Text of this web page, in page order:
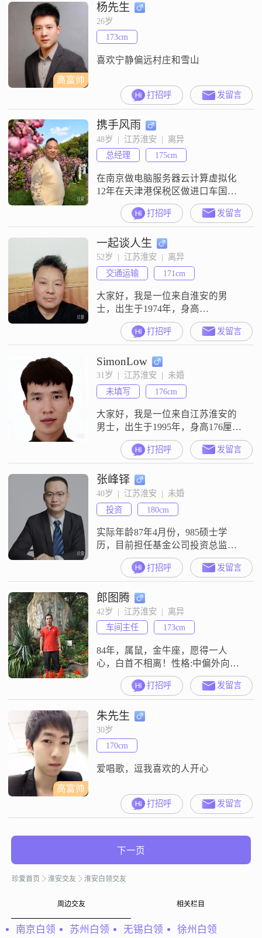
的热情，不断提升自己。性格方
面，我自认为是一个乐观积极的
人，面对生活中的困难和挑战，总
能以平和的心态去解决。同时，我
也非常重视家庭，认为家庭是生活
高富帅
杨先生
26岁
173cm
喜欢宁静偏远村庄和雪山
打招呼 发留言
携手风雨
48岁  |  江苏淮安  |  离异
总经理
175cm
在南京做电脑服务器云计算虚拟化
12年在天津港保税区做进口车国际
贸易8年当过网络营销企业培训老师
##3001##懂电商直播##3002##
打招呼 发留言
一起谈人生
52岁  |  江苏淮安  |  离异
交通运输
171cm
大家好，我是一位来自淮安的男
士，出生于1974年，身高
171cm##3002##我在淮安有着稳定的
工作，月收入在20001到50000元之
间##3002##虽然我的学历是高中及
以下，但我一直以实际行动来证明
自己的能力和价值##3002##我是一
个责任感很强的人，无论是在工作
还是生活中，我都会尽自己最大的
努力去完成任务和
打招呼 发留言
SimonLow
31岁  |  江苏淮安  |  未婚
未填写
176cm
大家好，我是一位来自江苏淮安的
男士，出生于1995年，身高176厘米
##3002##目前，我的月收入在12001
到20000元之间，拥有硕士学位
##3002##在生活中，我性格稳重可
靠，总是给人一种踏实的感觉
##3002##朋友们常常说我幽默风
趣，喜欢用轻松的方式与人交流，
这让我在社交场合中总能活跃气氛
##3002##
打招呼 发留言
张峰铎
40岁  |  江苏淮安  |  未婚
投资
180cm
实际年龄87年4月份，985硕士学
历，目前担任基金公司投资总监，
平时偶尔需要出差。期待找到一位
合适的另一半共度一生。
打招呼 发留言
郎图腾
42岁  |  江苏淮安  |  离异
车间主任
173cm
84年，属鼠，金牛座，愿得一人
心，白首不相离！性格:中偏外向，
自信，厚德方圆,厚德载物。 对另一
半的要求：美丽善良，温柔体贴，
通达大度，勤劳持家，上得了厅
堂，下得了厨房。家庭和婚姻的经
营需要双向奔赴，理解，包容，支
持，付出，相信幸福生活是努力奋
斗出来的！
打招呼 发留言
高富帅
朱先生
30岁
170cm
爱唱歌，逗我喜欢的人开心
打招呼 发留言
下一页
珍爱首页 淮安交友 淮安白领交友
周边交友 相关栏目
南京白领 苏州白领 无锡白领 徐州白领